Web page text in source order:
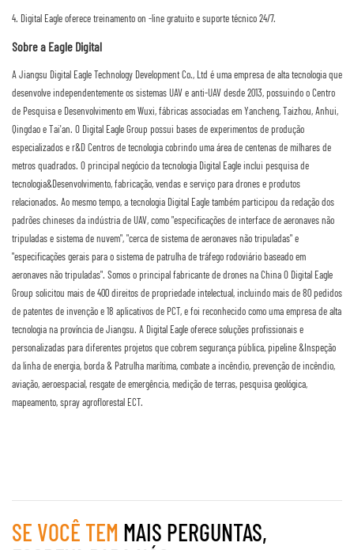
4. Digital Eagle oferece treinamento on -line gratuito e suporte técnico 24/7.
Sobre a Eagle Digital
A Jiangsu Digital Eagle Technology Development Co., Ltd é uma empresa de alta tecnologia que
desenvolve independentemente os sistemas UAV e anti-UAV desde 2013, possuindo o Centro
de Pesquisa e Desenvolvimento em Wuxi, fábricas associadas em Yancheng, Taizhou, Anhui,
Qingdao e Tai'an. O Digital Eagle Group possui bases de experimentos de produção
especializados e r&D Centros de tecnologia cobrindo uma área de centenas de milhares de
metros quadrados. O principal negócio da tecnologia Digital Eagle inclui pesquisa de
tecnologia&Desenvolvimento, fabricação, vendas e serviço para drones e produtos
relacionados. Ao mesmo tempo, a tecnologia Digital Eagle também participou da redação dos
padrões chineses da indústria de UAV, como "especificações de interface de aeronaves não
tripuladas e sistema de nuvem", "cerca de sistema de aeronaves não tripuladas" e
"especificações gerais para o sistema de patrulha de tráfego rodoviário baseado em
aeronaves não tripuladas". Somos o principal fabricante de drones na China O Digital Eagle
Group solicitou mais de 400 direitos de propriedade intelectual, incluindo mais de 80 pedidos
de patentes de invenção e 18 aplicativos de PCT, e foi reconhecido como uma empresa de alta
tecnologia na província de Jiangsu. A Digital Eagle oferece soluções profissionais e
personalizadas para diferentes projetos que cobrem segurança pública, pipeline &Inspeção
da linha de energia, borda & Patrulha marítima, combate a incêndio, prevenção de incêndio,
aviação, aeroespacial, resgate de emergência, medição de terras, pesquisa geológica,
mapeamento, spray agroflorestal ECT.
SE VOCÊ TEM MAIS PERGUNTAS,